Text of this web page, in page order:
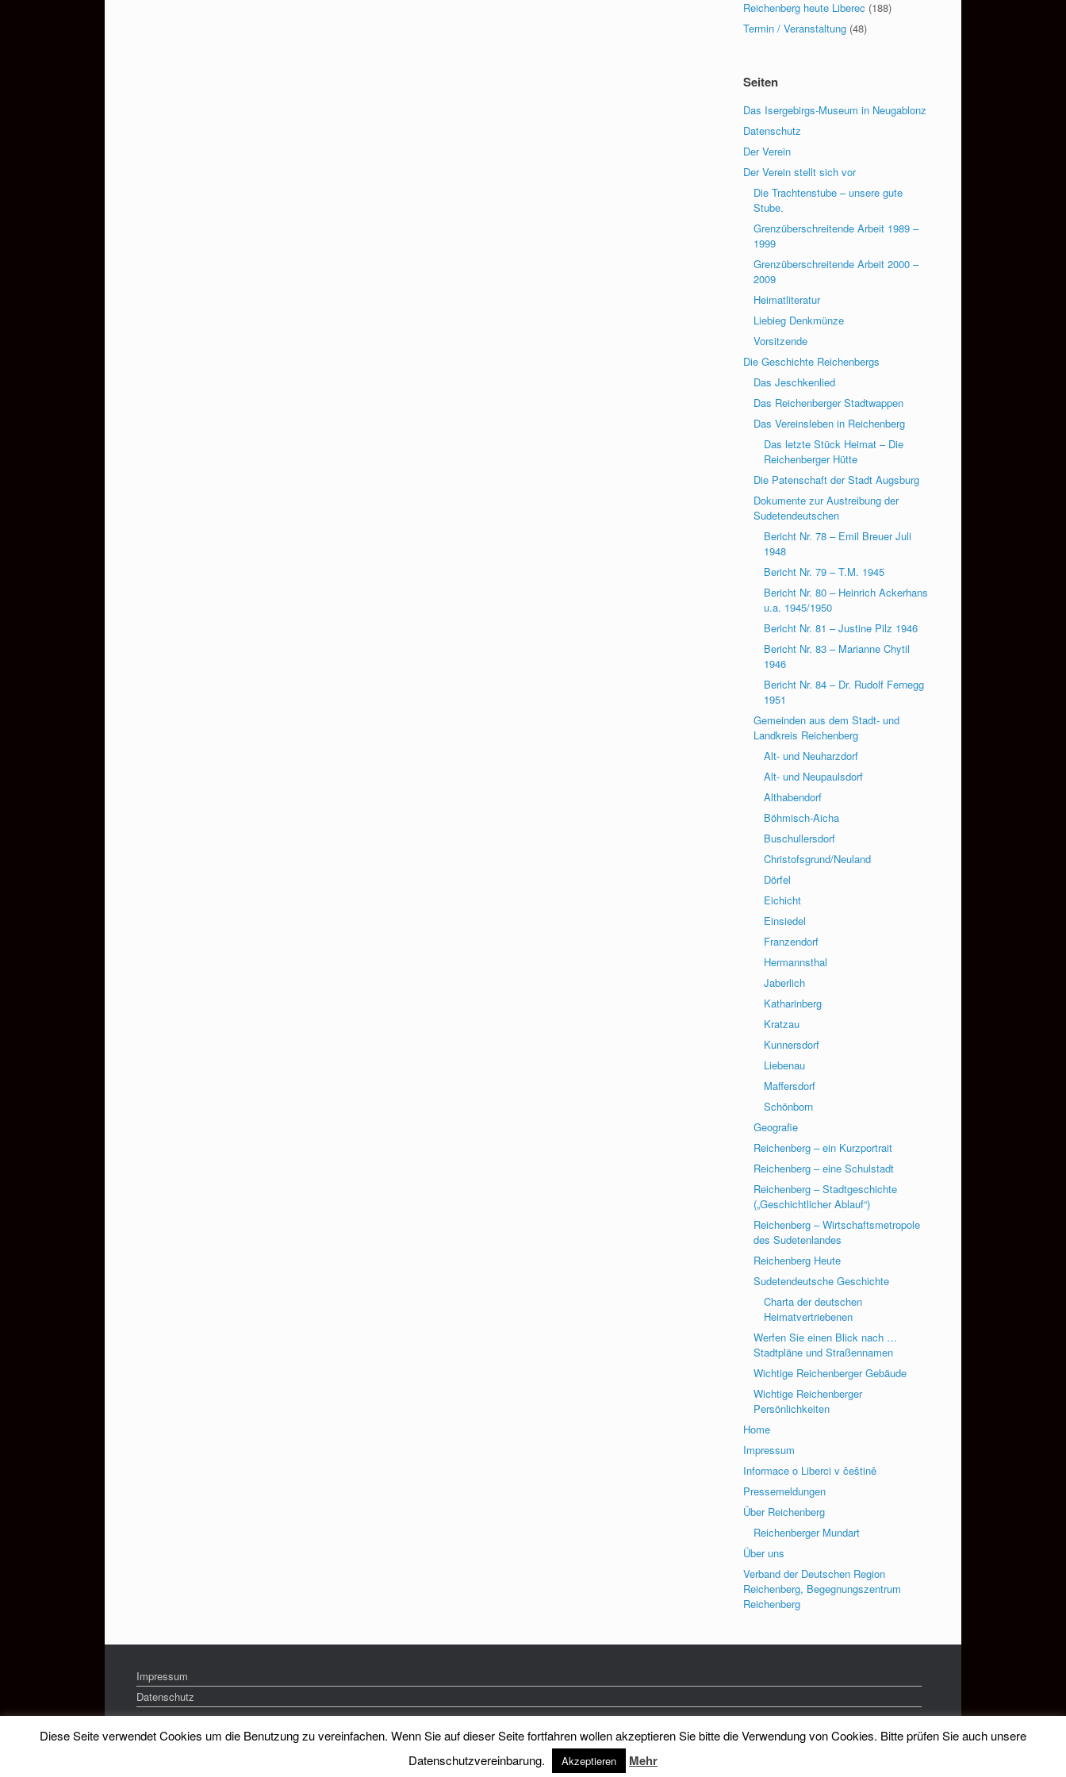
Reichenberg heute Liberec (188)
Termin / Veranstaltung (48)
Seiten
Das Isergebirgs-Museum in Neugablonz
Datenschutz
Der Verein
Der Verein stellt sich vor
Die Trachtenstube – unsere gute
Stube.
Grenzüberschreitende Arbeit 1989 –
1999
Grenzüberschreitende Arbeit 2000 –
2009
Heimatliteratur
Liebieg Denkmünze
Vorsitzende
Die Geschichte Reichenbergs
Das Jeschkenlied
Das Reichenberger Stadtwappen
Das Vereinsleben in Reichenberg
Das letzte Stück Heimat – Die
Reichenberger Hütte
Die Patenschaft der Stadt Augsburg
Dokumente zur Austreibung der
Sudetendeutschen
Bericht Nr. 78 – Emil Breuer Juli
1948
Bericht Nr. 79 – T.M. 1945
Bericht Nr. 80 – Heinrich Ackerhans
u.a. 1945/1950
Bericht Nr. 81 – Justine Pilz 1946
Bericht Nr. 83 – Marianne Chytil
1946
Bericht Nr. 84 – Dr. Rudolf Fernegg
1951
Gemeinden aus dem Stadt- und
Landkreis Reichenberg
Alt- und Neuharzdorf
Alt- und Neupaulsdorf
Althabendorf
Böhmisch-Aicha
Buschullersdorf
Christofsgrund/Neuland
Dörfel
Eichicht
Einsiedel
Franzendorf
Hermannsthal
Jaberlich
Katharinberg
Kratzau
Kunnersdorf
Liebenau
Maffersdorf
Schönborn
Geografie
Reichenberg – ein Kurzportrait
Reichenberg – eine Schulstadt
Reichenberg – Stadtgeschichte
(„Geschichtlicher Ablauf“)
Reichenberg – Wirtschaftsmetropole
des Sudetenlandes
Reichenberg Heute
Sudetendeutsche Geschichte
Charta der deutschen
Heimatvertriebenen
Werfen Sie einen Blick nach …
Stadtpläne und Straßennamen
Wichtige Reichenberger Gebäude
Wichtige Reichenberger
Persönlichkeiten
Home
Impressum
Informace o Liberci v češtině
Pressemeldungen
Über Reichenberg
Reichenberger Mundart
Über uns
Verband der Deutschen Region
Reichenberg, Begegnungszentrum
Reichenberg
Impressum
Datenschutz
Heimatkreis Reichenberg Stadt und Land e.V. Theme bySiteOrigin
Diese Seite verwendet Cookies um die Benutzung zu vereinfachen. Wenn Sie auf dieser Seite fortfahren wollen akzeptieren Sie bitte die Verwendung von Cookies. Bitte prüfen Sie auch unsere
Datenschutzvereinbarung.
Akzeptieren Mehr